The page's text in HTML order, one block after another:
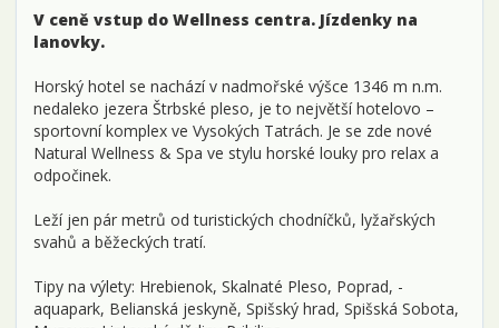
V ceně vstup do Wellness centra. Jízdenky na
lanovky.
Horský hotel se nachází v nadmořské výšce 1346 m n.m.
nedaleko jezera Štrbské pleso, je to největší hotelovo –
sportovní komplex ve Vysokých Tatrách. Je se zde nové
Natural Wellness & Spa ve stylu horské louky pro relax a
odpočinek.
Leží jen pár metrů od turistických chodníčků, lyžařských
svahů a běžeckých tratí.
Tipy na výlety: Hrebienok, Skalnaté Pleso, Poprad, -
aquapark, Belianská jeskyně, Spišský hrad, Spišská Sobota,